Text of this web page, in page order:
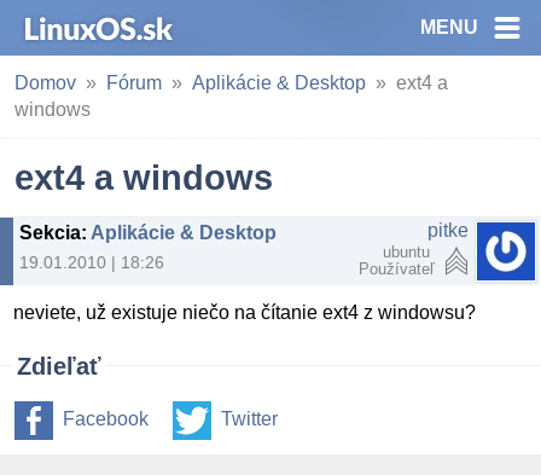
MENU
Domov Fórum Aplikácie & Desktop
ext4 a
windows
ext4 a windows
Sekcia: Aplikácie & Desktop
19.01.2010 | 18:26
pitke
ubuntu
Používateľ
neviete, už existuje niečo na čítanie ext4 z windowsu?
Zdieľať
Facebook Twitter